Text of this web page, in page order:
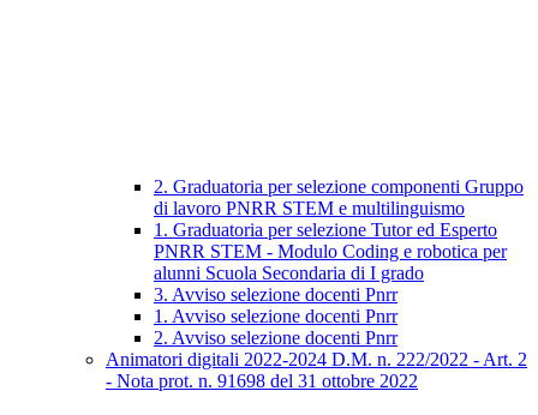
2. Graduatoria per selezione componenti Gruppo
di lavoro PNRR STEM e multilinguismo
1. Graduatoria per selezione Tutor ed Esperto
PNRR STEM - Modulo Coding e robotica per
alunni Scuola Secondaria di I grado
3. Avviso selezione docenti Pnrr
1. Avviso selezione docenti Pnrr
2. Avviso selezione docenti Pnrr
Animatori digitali 2022-2024 D.M. n. 222/2022 - Art. 2
- Nota prot. n. 91698 del 31 ottobre 2022